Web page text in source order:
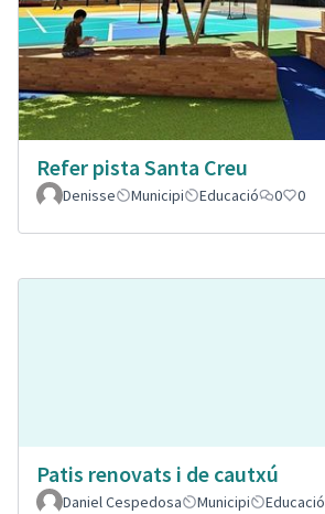
Refer pista Santa Creu
Denisse
Municipi Educació 0 0
Patis renovats i de cautxú
Daniel Cespedosa
Municipi Educació